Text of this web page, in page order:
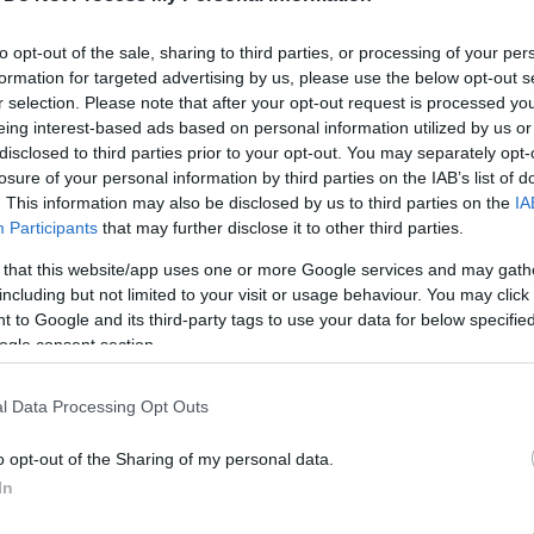
opt-out of the sale, sharing to third parties, or processing of your
for targeted advertising by us, please use the below opt-out
selection. Please note that after your opt-out request is processed
interest-based ads based on personal information utilized by us
to third parties prior to your opt-out. You may separately
of your personal information by third parties on the IAB’s list of
This information may also be disclosed by us to third parties on the
Participants that may further disclose it to other third parties.
that this website/app uses one or more Google services and may
but not limited to your visit or usage behaviour. You may
to Google and its third-party tags to use your data for below
consent section.
Data Processing Opt Outs
opt-out of the Sharing of my personal data.
településen intézheti el ügyeit a kitelepülések
Tolna vármegyében - osztotta meg a
településeket érinti:
Kossuth tér 12.)